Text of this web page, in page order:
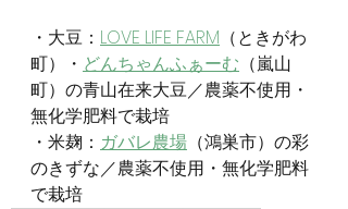
・大豆： LOVE LIFE FARM （ときがわ
町）・ どんちゃんふぁーむ （嵐山
町）の青山在来大豆／農薬不使用・
無化学肥料で栽培
・米麹： ガバレ農場 （鴻巣市）の彩
のきずな／農薬不使用・無化学肥料
で栽培